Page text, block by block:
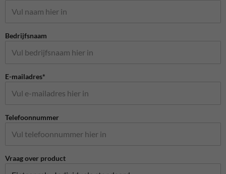
Bedrijfsnaam
E-mailadres*
Telefoonnummer
Vraag over product